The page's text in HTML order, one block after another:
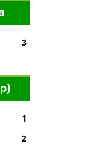
3
1
2